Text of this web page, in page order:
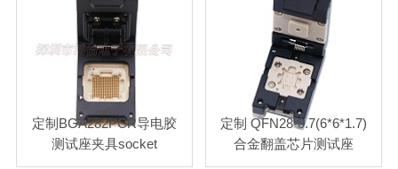
定制BGA282PCR导电胶
测试座夹具socket
定制 QFN28-0.7(6*6*1.7)
合金翻盖芯片测试座